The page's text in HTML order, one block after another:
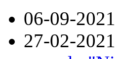
06-09-2021
27-02-2021